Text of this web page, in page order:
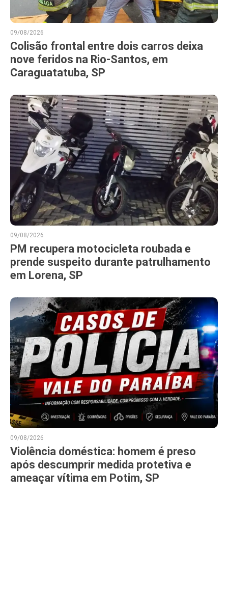
09/08/2026
Colisão frontal entre dois carros deixa
nove feridos na Rio-Santos, em
Caraguatatuba, SP
09/08/2026
PM recupera motocicleta roubada e
prende suspeito durante patrulhamento
em Lorena, SP
09/08/2026
Violência doméstica: homem é preso
após descumprir medida protetiva e
ameaçar vítima em Potim, SP